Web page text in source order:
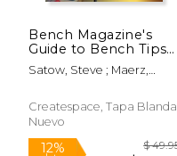
Bench Magazine's
Guide to Bench Tips
(en Inglés)
Satow, Steve ; Maerz,
Createspace, Tapa Blanda,
Nuevo